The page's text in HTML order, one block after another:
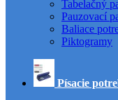
Tabelačný
Pauzovací
Baliace
Piktogramy
Písacie